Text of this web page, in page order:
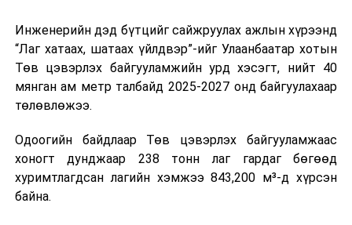
өдөр тутмын ажлын бэлэн байдлыг хангах зэрэг
практик ур чадварыг сургалтын хөтөлбөрт тусгажээ.
Сургалтыг танилцуулах лекц, асуулт-хариулт,
жишээнд суурилсан сургалт, багаар ажиллах дасгал,
танилцах, онцгой нөхцөлд ажиллах дадлага зэрэг
онол, практик хосолсон хэлбэрээр зохион байгуулж
байна.
Инженерийн дэд бүтцийг сайжруулах ажлын хүрээнд
“Лаг хатаах, шатаах үйлдвэр”-ийг Улаанбаатар хотын
Төв цэвэрлэх байгууламжийн урд хэсэгт, нийт 40
мянган ам метр талбайд 2025-2027 онд байгуулахаар
төлөвлөжээ.
Одоогийн байдлаар Төв цэвэрлэх байгууламжаас
хоногт дунджаар 238 тонн лаг гардаг бөгөөд
хуримтлагдсан лагийн хэмжээ 843,200 м³-д хүрсэн
байна.